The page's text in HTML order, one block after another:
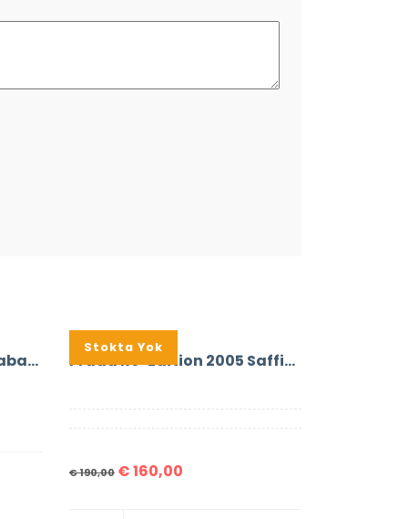
Prada Cotton Canvas Gabardine Sneakers
%16
Stokta Yok
Prada Re-Edition 2005 Saffiano Leather Bag
€190,00 €160,00